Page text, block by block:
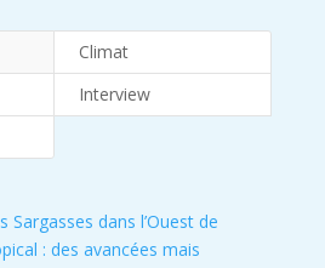
Climat
Interview